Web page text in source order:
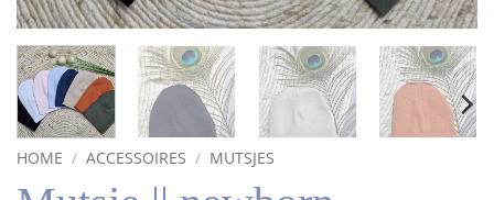
HOME / ACCESSOIRES / MUTSJES